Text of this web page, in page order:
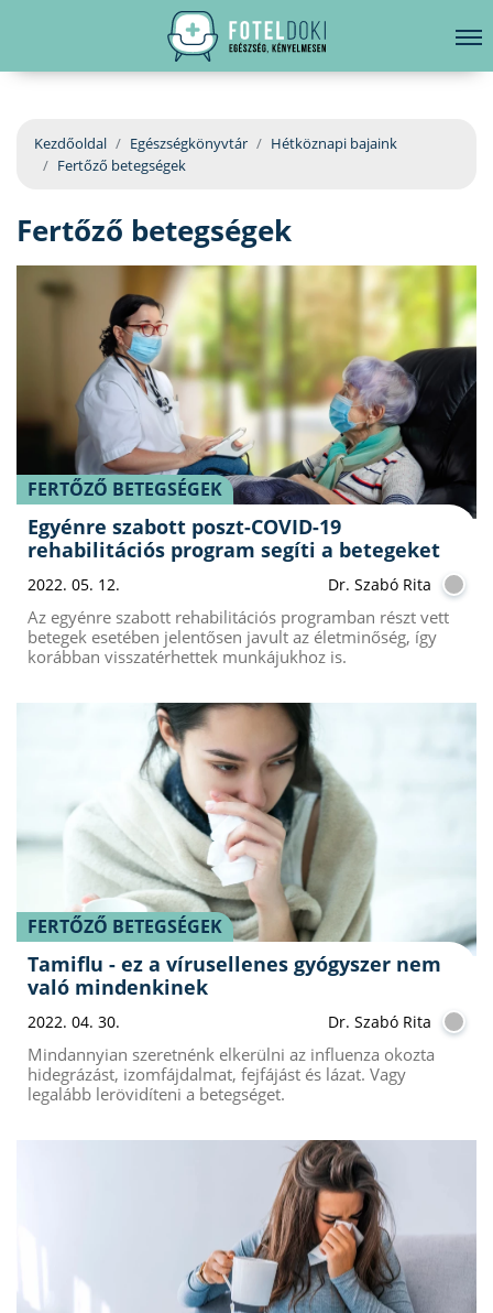
EGÉSZSÉGKÖNYVTÁR
BETEGSÉGKALAUZ
ÜGYELETKERESŐ
ORVOS VÁLASZOL
ORVOSKERESŐ
hirdetés
Kezdőoldal Egészségkönyvtár
Hétköznapi bajaink
Fertőző betegségek
Fertőző betegségek
FERTŐZŐ BETEGSÉGEK
Egyénre szabott poszt-COVID-19
rehabilitációs program segíti a betegeket
2022. 05. 12. Dr. Szabó Rita
Az egyénre szabott rehabilitációs programban részt vett
betegek esetében jelentősen javult az életminőség, így
korábban visszatérhettek munkájukhoz is.
FERTŐZŐ BETEGSÉGEK
Tamiflu - ez a vírusellenes gyógyszer nem
való mindenkinek
2022. 04. 30. Dr. Szabó Rita
Mindannyian szeretnénk elkerülni az influenza okozta
hidegrázást, izomfájdalmat, fejfájást és lázat. Vagy
legalább lerövidíteni a betegséget.